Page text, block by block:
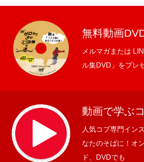
無料動画
メルマガまたは
ル集DVD」をプレ
動画で学ぶ
人気コブ専門イン
なたのそばに！オ
ド、DVDでも